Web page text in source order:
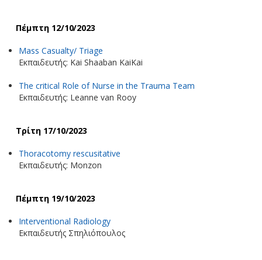
Πέμπτη 12/10/2023
Mass Casualty/ Triage
Εκπαιδευτής: Kai Shaaban KaiKai
The critical Role of Nurse in the Trauma Team
Εκπαιδευτής: Leanne van Rooy
Τρίτη 17/10/2023
Thoracotomy rescusitative
Εκπαιδευτής: Monzon
Πέμπτη 19/10/2023
Interventional Radiology
Εκπαιδευτής Σπηλιόπουλος